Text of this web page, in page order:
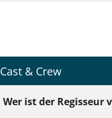
Cast & Crew
Wer ist der Regisseur